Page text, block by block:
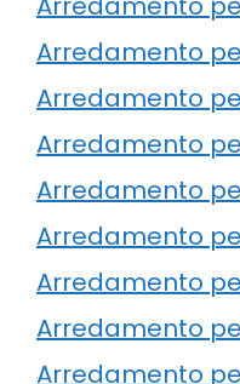
Arredamento
Arredamento
Arredamento
Arredamento
Arredamento
Arredamento
Arredamento
Arredamento